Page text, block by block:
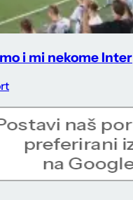
i mi nekome Inter